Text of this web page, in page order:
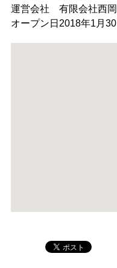
運営会社
有限会社西
オープン日 2018年1月30